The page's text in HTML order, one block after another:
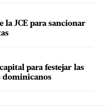
la JCE para sancionar
para festejar las
dominicanos